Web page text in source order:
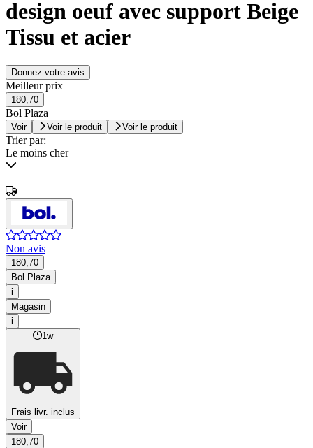
design oeuf avec support Beige
Tissu et acier
Donnez votre avis
Meilleur prix
180,70
Bol Plaza
Voir Voir le produit Voir le produit
Trier par:
Le moins cher
Non avis
180,70
Bol Plaza
i
Magasin
i
1w
Frais livr. inclus
Voir
180,70